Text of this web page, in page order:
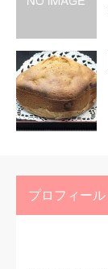
プロフィール